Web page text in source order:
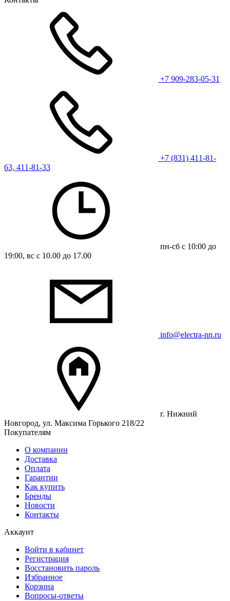
+7 909-283-05-31
+7 (831) 411-81-
63, 411-81-33
пн-сб с 10:00 до
19:00, вс с 10.00 до 17.00
info@electra-nn.ru
г. Нижний
Новгород, ул. Максима Горького 218/22
Покупателям
О компании
Доставка
Оплата
Гарантии
Как купить
Бренды
Новости
Контакты
Аккаунт
Войти в кабинет
Регистрация
Восстановить пароль
Избранное
Корзина
Вопросы-ответы